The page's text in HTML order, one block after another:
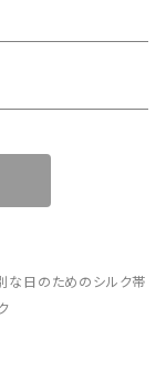
日のためのシルク帯